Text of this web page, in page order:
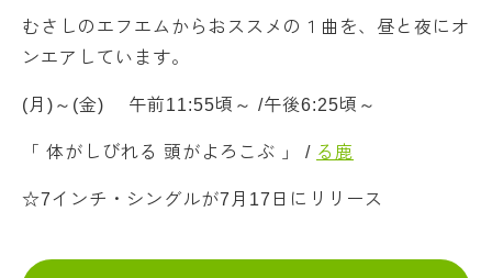
むさしのエフエムからおススメの１曲を、昼と夜にオ
ンエアしています。
(月)～(金) 午前11:55頃～ /午後6:25頃～
「 体がしびれる 頭がよろこぶ 」 / る鹿
☆7インチ・シングルが7月17日にリリース